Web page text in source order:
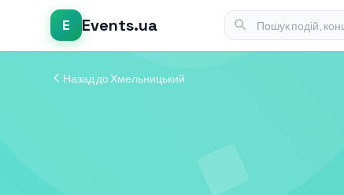
E Events.ua
Назад до Хмельницький